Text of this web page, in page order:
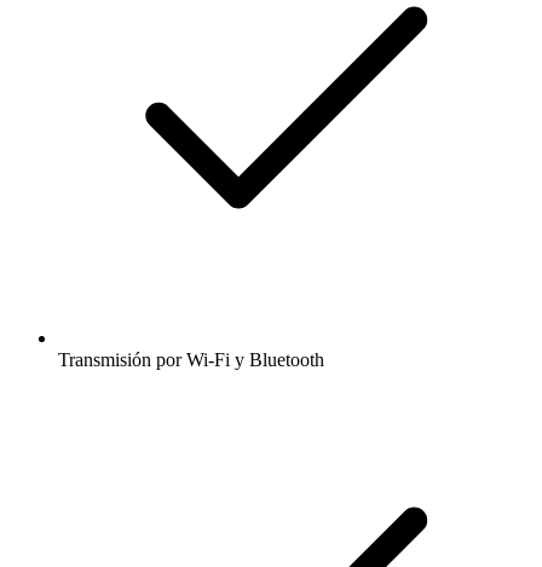
Transmisión por Wi-Fi y Bluetooth